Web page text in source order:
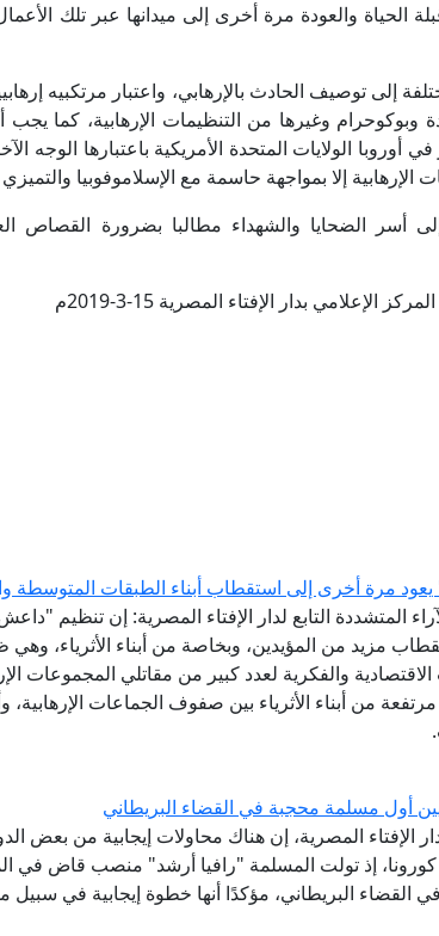
قبلة الحياة والعودة مرة أخرى إلى ميدانها عبر تلك
إلى توصيف الحادث بالإرهابي، واعتبار مرتكبيه
وغيرها من التنظيمات الإرهابية، كما يجب
أوروبا الولايات المتحدة الأمريكية باعتبارها الوجه
الإرهابية إلا بمواجهة حاسمة مع الإسلاموفوبيا
أسر الضحايا والشهداء مطالبا بضرورة القصاص
المركز الإعلامي بدار الإفتاء المصرية 15-3-2019م
مرة أخرى إلى استقطاب أبناء الطبقات المتوسطة
المتشددة التابع لدار الإفتاء المصرية: إن تنظيم
مزيد من المؤيدين، وبخاصة من أبناء الأثرياء،
الاقتصادية والفكرية لعدد كبير من مقاتلي المجموعات
من أبناء الأثرياء بين صفوف الجماعات الإرهابية،
أول مسلمة محجبة في القضاء البريطاني
الإفتاء المصرية، إن هناك محاولات إيجابية من بعض
إذ تولت المسلمة "رافيا أرشد" منصب قاض في
القضاء البريطاني، مؤكدًا أنها خطوة إيجابية في سبيل